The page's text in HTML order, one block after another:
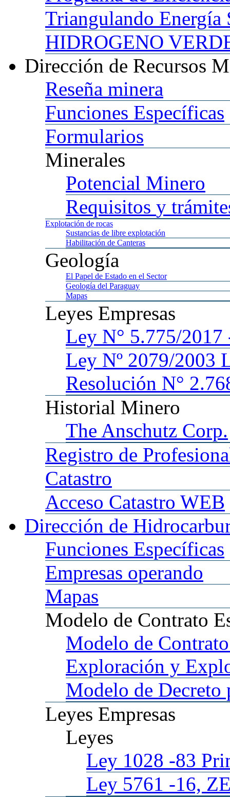
Triangulando Energía
HIDROGENO
Dirección de Recursos
Reseña minera
Funciones Específicas
Formularios
Minerales
Potencial Minero
Requisitos y
Explotación de rocas
Sustancias de libre explotación
Habilitación de Canteras
Geología
El Papel de Estado en el Sector
Geología del Paraguay
Mapas
Leyes Empresas
Ley N° 5.775/
Ley Nº 2079/2003
Resolución N°
Historial Minero
The Anschutz Corp.
Registro de
Catastro
Acceso Catastro WEB
Dirección de
Funciones Específicas
Empresas operando
Mapas
Modelo de Contrato
Modelo de
Exploración y
Modelo de Decreto
Leyes Empresas
Leyes
Ley 1028 -83
Ley 5761 -16,